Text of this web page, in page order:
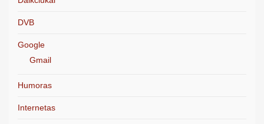
DVB
Google
Gmail
Humoras
Internetas